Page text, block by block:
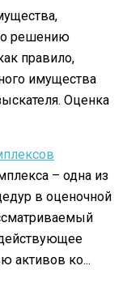
решению
правило,
имущества
Оценка
– одна из
в оценочной
активов ко...